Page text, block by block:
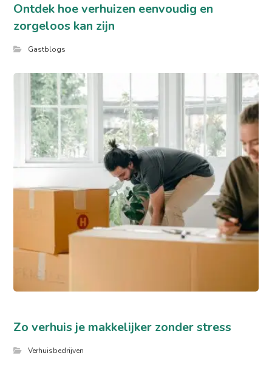
Ontdek hoe verhuizen eenvoudig en
zorgeloos kan zijn
Gastblogs
Zo verhuis je makkelijker zonder stress
Verhuisbedrijven